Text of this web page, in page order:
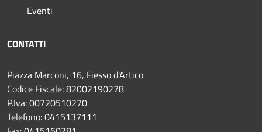
Eventi
CONTATTI
Piazza Marconi, 16, Fiesso d'Artico
Codice Fiscale: 82002190278
P.Iva: 00720510270
Telefono:0415137111